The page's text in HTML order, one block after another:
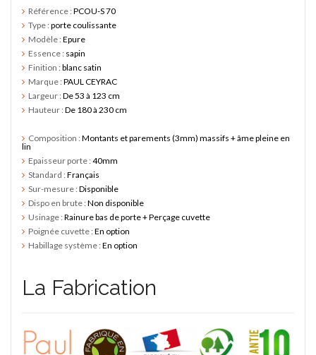
Référence : PCOU-S 70
Type : porte coulissante
Modèle : Epure
Essence : sapin
Finition : blanc satin
Marque : PAUL CEYRAC
Largeur : De 53 à 123 cm
Hauteur : De 180 à 230 cm
Composition : Montants et parements (3mm) massifs + âme pleine en
lin
Epaisseur porte : 40mm
Standard : Français
Sur-mesure : Disponible
Dispo en brute : Non disponible
Usinage : Rainure bas de porte + Perçage cuvette
Poignée cuvette : En option
Habillage système : En option
La Fabrication